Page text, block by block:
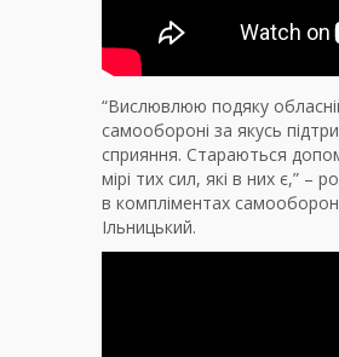
“Вислювлюю подяку
самообороні за якусь
сприяння. Стараються
мірі тих сил, які в них є,” –
в компліментах
Ільницький.